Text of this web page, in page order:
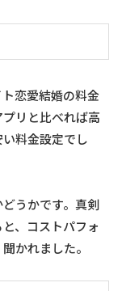
恋愛結婚の料金
リと比べれば高
料金設定でし
うかです。真剣
、コストパフォ
かれました。